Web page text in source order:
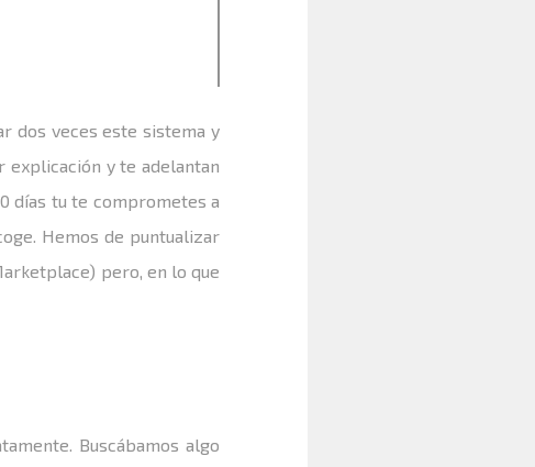
dos veces este sistema y
explicación y te adelantan
días tu te comprometes a
Hemos de puntualizar
pero, en lo que
Buscábamos algo